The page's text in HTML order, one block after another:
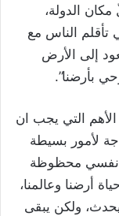
الدولة،
تأقلم الناس مع
إلى الأرض
بأرضنا”.
التي يجب ان
لأمور بسيطة
نفسي محظوظة
أرضنا وعالمنا،
ولكن يبقى